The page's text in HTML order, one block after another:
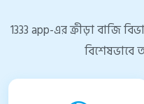
1333 app-এর ক্রীড়া বাজি
বিশেষভাবে